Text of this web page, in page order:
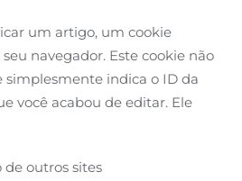
um artigo, um cookie
navegador. Este cookie não
simplesmente indica o ID da
você acabou de editar. Ele
outros sites